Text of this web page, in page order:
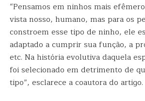
“Pensamos em ninhos mais
vista nosso, humano, mas para os
constroem esse tipo de ninho, ele
adaptado a cumprir sua função, a
etc. Na história evolutiva daquela
foi selecionado em detrimento de
tipo”, esclarece a coautora do artigo.